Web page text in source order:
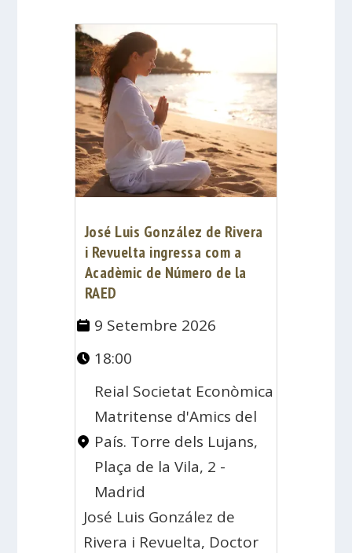
José Luis González de Rivera
i Revuelta ingressa com a
Acadèmic de Número de la
RAED
9 Setembre 2026
18:00
Reial Societat Econòmica
Matritense d'Amics del
País. Torre dels Lujans,
Plaça de la Vila, 2 -
Madrid
José Luis González de
Rivera i Revuelta, Doctor